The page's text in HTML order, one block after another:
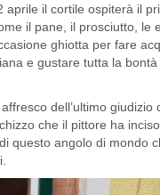
aprile il cortile ospiterà il
il pane, il prosciutto, le
ghiotta per fare
e gustare tutta la
dell’ultimo giudizio
che il pittore ha
questo angolo di mondo